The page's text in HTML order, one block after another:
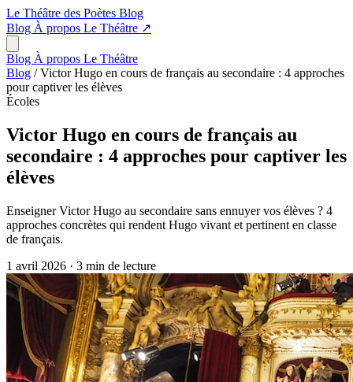
Le Théâtre des Poètes Blog
Blog À propos Le Théâtre ↗
Blog À propos Le Théâtre
Blog / Victor Hugo en cours de français au secondaire : 4 approches
pour captiver les élèves
Écoles
Victor Hugo en cours de français au
secondaire : 4 approches pour captiver les
élèves
Enseigner Victor Hugo au secondaire sans ennuyer vos élèves ? 4
approches concrètes qui rendent Hugo vivant et pertinent en classe
de français.
1 avril 2026 · 3 min de lecture